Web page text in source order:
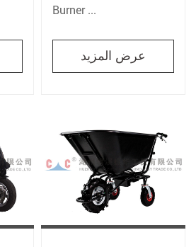
Burner ...
عرض المزيد